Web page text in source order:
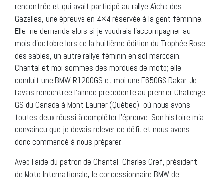
rencontrée et qui avait participé au rallye Aïcha des
Gazelles, une épreuve en 4×4 réservée à la gent féminine.
Elle me demanda alors si je voudrais l’accompagner au
mois d’octobre lors de la huitième édition du Trophée Rose
des sables, un autre rallye féminin en sol marocain.
Chantal et moi sommes des mordues de moto; elle
conduit une BMW R1200GS et moi une F650GS Dakar. Je
l’avais rencontrée l’année précédente au premier Challenge
GS du Canada à Mont-Laurier (Québec), où nous avons
toutes deux réussi à compléter l’épreuve. Son histoire m’a
convaincu que je devais relever ce défi, et nous avons
donc commencé à nous préparer.
Avec l’aide du patron de Chantal, Charles Gref, président
de Moto Internationale, le concessionnaire BMW de